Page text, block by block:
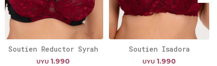
Soutien Reductor Syrah
UYU 1.990
Soutien Isadora
UYU 1.990